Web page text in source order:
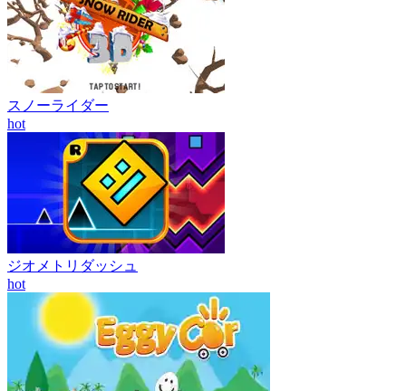
スノーライダー
hot
ジオメトリダッシュ
hot